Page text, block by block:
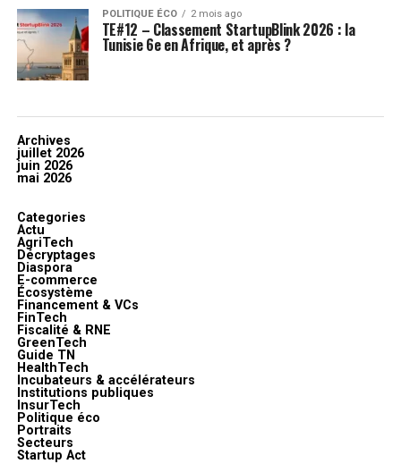
POLITIQUE ÉCO 2 mois ago
TE#12 – Classement StartupBlink 2026 : la
Tunisie 6e en Afrique, et après ?
Archives
juillet 2026
juin 2026
mai 2026
Categories
Actu
AgriTech
Décryptages
Diaspora
E-commerce
Écosystème
Financement & VCs
FinTech
Fiscalité & RNE
GreenTech
Guide TN
HealthTech
Incubateurs & accélérateurs
Institutions publiques
InsurTech
Politique éco
Portraits
Secteurs
Startup Act